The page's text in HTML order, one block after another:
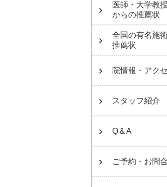
医師・大学教
からの推薦状
全国の有名施
推薦状
院情報・アク
スタッフ紹介
Q＆A
ご予約・お問